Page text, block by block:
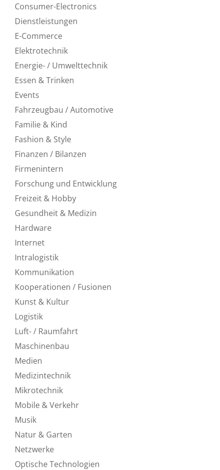
Consumer-Electronics
Dienstleistungen
E-Commerce
Elektrotechnik
Energie- / Umwelttechnik
Essen & Trinken
Events
Fahrzeugbau / Automotive
Familie & Kind
Fashion & Style
Finanzen / Bilanzen
Firmenintern
Forschung und Entwicklung
Freizeit & Hobby
Gesundheit & Medizin
Hardware
Internet
Intralogistik
Kommunikation
Kooperationen / Fusionen
Kunst & Kultur
Logistik
Luft- / Raumfahrt
Maschinenbau
Medien
Medizintechnik
Mikrotechnik
Mobile & Verkehr
Musik
Natur & Garten
Netzwerke
Optische Technologien